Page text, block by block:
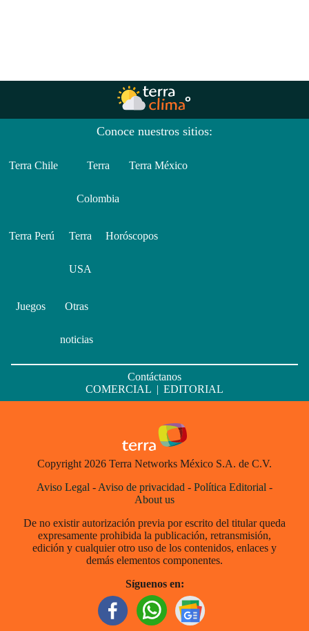
Conoce nuestros sitios:
Terra Chile Terra
Colombia
Terra México
Terra Perú Terra
USA
Horóscopos
Juegos Otras
noticias
Contáctanos
COMERCIAL | EDITORIAL
Copyright 2026 Terra Networks México S.A. de C.V.
Aviso Legal - Aviso de privacidad - Política Editorial -
About us
De no existir autorización previa por escrito del titular queda
expresamente prohibida la publicación, retransmisión,
edición y cualquier otro uso de los contenidos, enlaces y
demás elementos componentes.
Síguenos en: